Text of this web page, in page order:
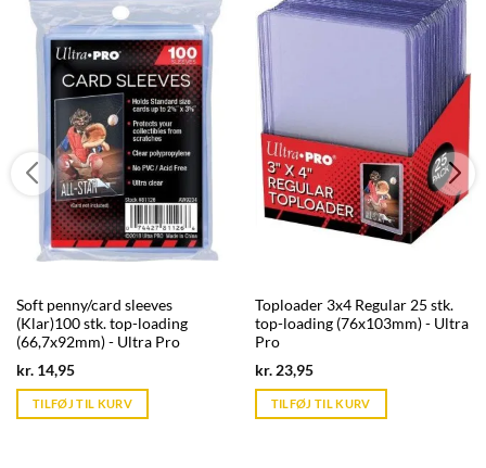
Soft penny/card sleeves
(Klar)100 stk. top-loading
(66,7x92mm) - Ultra Pro
kr. 14,95Current
is:
kr. 39,95.
TILFØJ TIL KURV
Toploader 3x4 Regular 25 stk.
top-loading (76x103mm) - Ultra
Pro
kr.23,95Current
is:
kr. 39,95.
TILFØJ TIL KURV